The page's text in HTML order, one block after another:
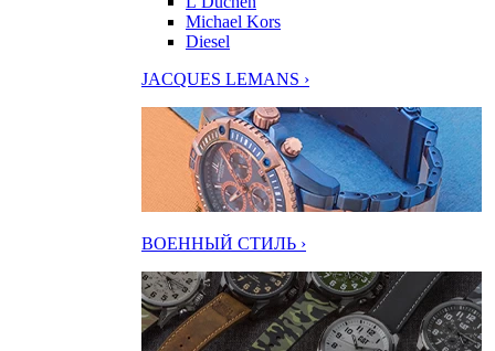
Michael Kors
Diesel
JACQUES LEMANS ›
ВОЕННЫЙ СТИЛЬ ›